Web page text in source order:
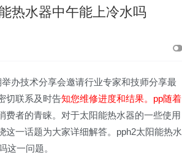
热水器中午能上冷水吗
办技术分享会邀请行业专家和技师分享最
切联系及时告知您维修进度和结果。pp随着
者的青睐。对于太阳能热水器的一些使用
一话题为大家详细解答。pph2太阳能热水
这一问题。